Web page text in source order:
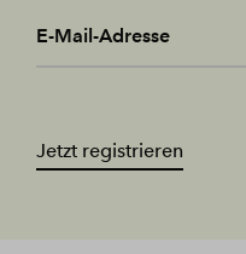
E-Mail-Adresse
Jetzt registrieren